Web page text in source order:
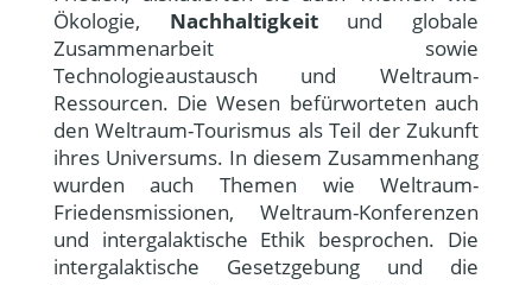
Ökologie, Nachhaltigkeitund globale
Zusammenarbeit sowie
Technologieaustausch und Weltraum-
Ressourcen. Die Wesen befürworteten auch
den Weltraum-Tourismus als Teil der Zukunft
ihres Universums. In diesem Zusammenhang
wurden auch Themen wie Weltraum-
Friedensmissionen, Weltraum-Konferenzen
und intergalaktische Ethik besprochen. Die
intergalaktische Gesetzgebung und die